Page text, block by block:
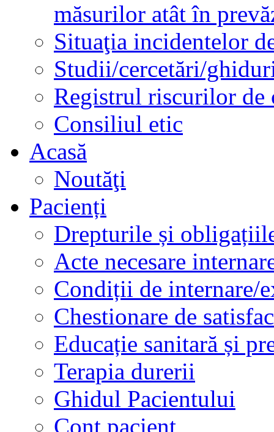
măsurilor atât în
Situaţia incidentelor
Studii/cercetări/
Registrul riscurilor de
Consiliul etic
Acasă
Noutăţi
Pacienți
Drepturile și
Acte necesare
Condiții de internare/
Chestionare de
Educație sanitară și
Terapia durerii
Ghidul Pacientului
Cont pacient